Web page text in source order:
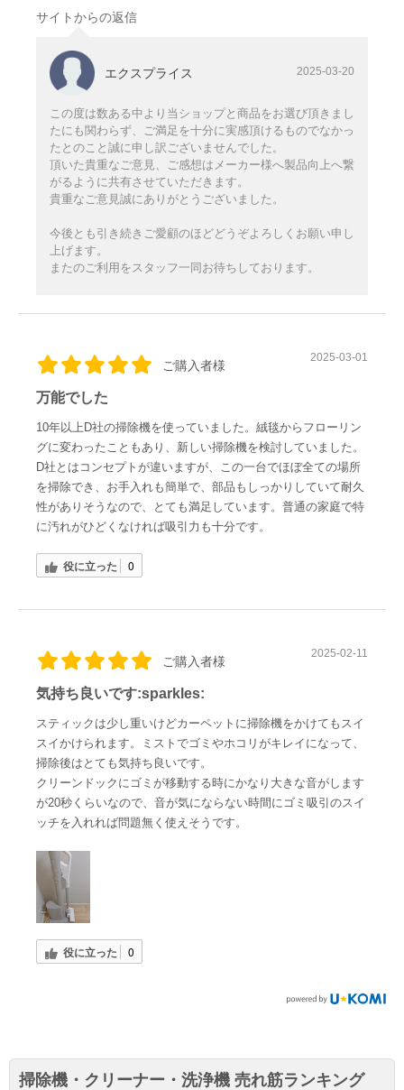
サイトからの返信
エクスプライス 2025-03-20
この度は数ある中より当ショップと商品をお選び頂きまし
たにも関わらず、ご満足を十分に実感頂けるものでなかっ
たとのこと誠に申し訳ございませんでした。
頂いた貴重なご意見、ご感想はメーカー様へ製品向上へ繋
がるように共有させていただきます。
貴重なご意見誠にありがとうございました。
今後とも引き続きご愛顧のほどどうぞよろしくお願い申し
上げます。
またのご利用をスタッフ一同お待ちしております。
ご購入者様
2025-03-01
万能でした
10年以上D社の掃除機を使っていました。絨毯からフローリン
グに変わったこともあり、新しい掃除機を検討していました。
D社とはコンセプトが違いますが、この一台でほぼ全ての場所
を掃除でき、お手入れも簡単で、部品もしっかりしていて耐久
性がありそうなので、とても満足しています。普通の家庭で特
に汚れがひどくなければ吸引力も十分です。
役に立った 0
ご購入者様
2025-02-11
気持ち良いです:sparkles:
スティックは少し重いけどカーペットに掃除機をかけてもスイ
スイかけられます。ミストでゴミやホコリがキレイになって、
掃除後はとても気持ち良いです。
クリーンドックにゴミが移動する時にかなり大きな音がします
が20秒くらいなので、音が気にならない時間にゴミ吸引のスイ
ッチを入れれば問題無く使えそうです。
役に立った 0
掃除機・クリーナー・洗浄機 売れ筋ランキング